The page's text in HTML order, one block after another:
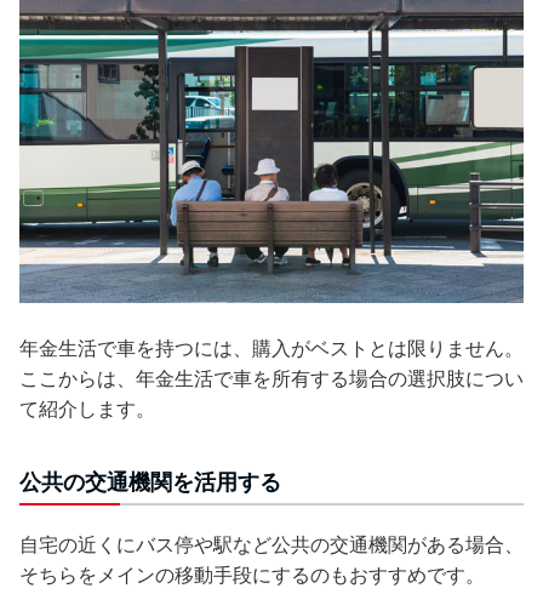
年金生活で車を持つには、購入がベストとは限りません。
ここからは、年金生活で車を所有する場合の選択肢につい
て紹介します。
公共の交通機関を活用する
自宅の近くにバス停や駅など公共の交通機関がある場合、
そちらをメインの移動手段にするのもおすすめです。